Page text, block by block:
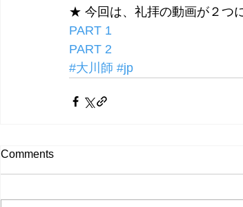
★ 今回は、礼拝の動画が２つ
PART 1
PART 2
#大川師 #jp
Comments